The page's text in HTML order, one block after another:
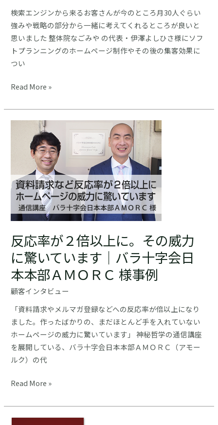
院
様
制
作
事
検索エンジンから来るお客さんが今のところ月30人ぐらい
強みや戦略の部分から一緒に考えてくれるところが良いと
思いました 整体院なごみや の代表・伊澤よしひさ様にソフ
トプランニングのホームページ制作やその後の集客効果に
つい
検
か
ら
30
人
来
店・
み」
を
一
緒
に
え
て
く
れ
る
が
Read More »
反応率が２倍以上に。その威力
に驚いています｜バラ十字会日
本本部ＡＭＯＲＣ 様事例
顧客インタビュー
「資料請求やメルマガ登録などへの反応率が倍以上になり
ました。作ったばかりの、まだほとんど手を入れていない
ホームページの威力に驚いています」 神秘哲学の通信講座
を展開している、バラ十字会日本本部ＡＭＯＲＣ（アモー
ルク）の代
反
率
が
Read More »